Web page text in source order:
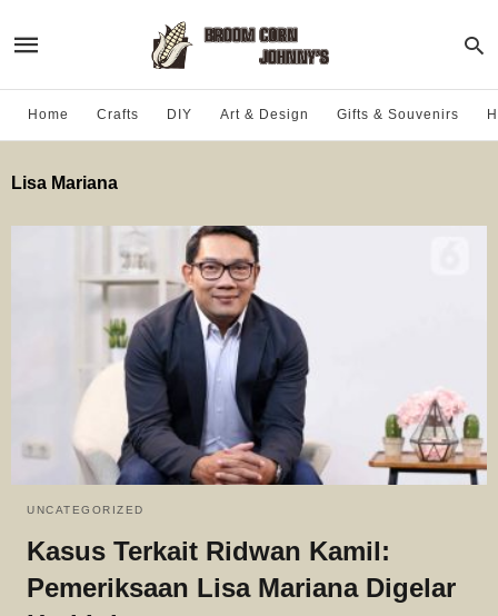
Home Crafts DIY Art & Design Gifts & Souvenirs
Lisa Mariana
UNCATEGORIZED
Kasus Terkait Ridwan Kamil:
Pemeriksaan Lisa Mariana Digelar